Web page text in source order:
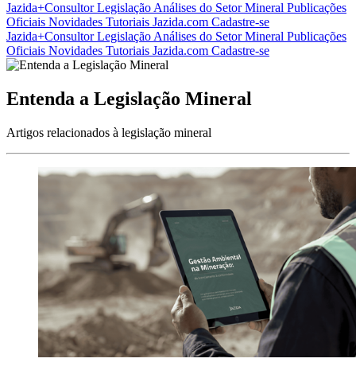
Jazida+ConsultorLegislação Análises do Setor Mineral Publicações
Oficiais Novidades Tutoriais Jazida.com Cadastre-se
Jazida+ConsultorLegislação Análises do Setor Mineral Publicações
Oficiais Novidades Tutoriais Jazida.com Cadastre-se
Entenda a Legislação Mineral
Artigos relacionados à legislação mineral